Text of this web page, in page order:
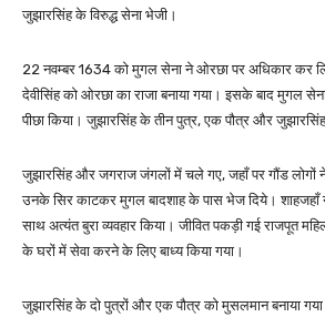
जुझारसिंह के विरुद्ध सेना भेजी।
22 नवम्बर 1634 को मुगल सेना ने ओरछा पर अधिकार कर
देवीसिंह को ओरछा का राजा बनाया गया। इसके बाद मुगल
पीछा किया। जुझारसिंह के तीन पुत्र, एक पौत्र और
जुझारसिंह और जगराज जंगलों में चले गए, जहाँ पर गौंड लोगों
उनके सिर काटकर मुगल बादशाह के पास भेज दिये। शाहजहाँ
साथ अत्यंत बुरा व्यवहार किया। जीवित पकड़ी गई राजपूत
के घरों में सेवा करने के लिए बाध्य किया गया।
जुझारसिंह के दो पुत्रों और एक पौत्र को मुसलमान बनाया